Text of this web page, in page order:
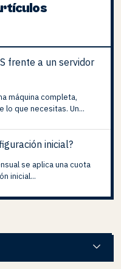
frente a un servidor
máquina completa,
lo que necesitas. Un...
inicial?
se aplica una cuota
inicial...